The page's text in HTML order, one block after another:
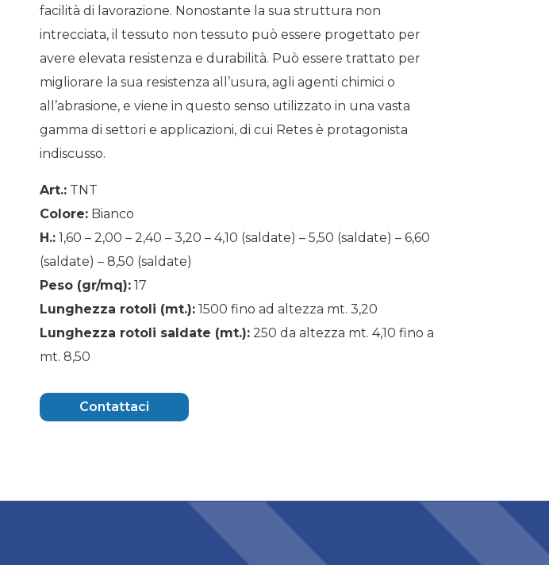
facilità di lavorazione. Nonostante la sua struttura non
intrecciata, il tessuto non tessuto può essere progettato per
avere elevata resistenza e durabilità. Può essere trattato per
migliorare la sua resistenza all’usura, agli agenti chimici o
all’abrasione, e viene in questo senso utilizzato in una vasta
gamma di settori e applicazioni, di cui Retes è protagonista
indiscusso.
Art.:TNT
Colore:Bianco
H.:1,60 – 2,00 – 2,40 – 3,20 – 4,10 (saldate) – 5,50 (saldate) – 6,60
(saldate) – 8,50 (saldate)
Peso (gr/mq):17
Lunghezza rotoli (mt.):1500 fino ad altezza mt. 3,20
Lunghezza rotoli saldate (mt.):250 da altezza mt. 4,10 fino a
mt. 8,50
Contattaci